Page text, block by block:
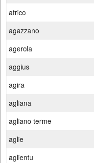
africo
agazzano
agerola
aggius
agira
agliana
agliano terme
aglie
aglientu